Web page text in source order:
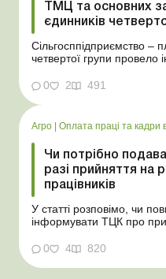
ТМЦ та основних
єдинників
Сільгосппідприємство –
четвертої групи провело
товарів, продукції
основних засобів (далі –
надлишки при їх
0 2 491
Агро | Оплата праці та кадри
Чи потрібно
разі прийняття на
працівників
У статті розповімо, чи
інформувати ТЦК про
агропідприємств приймає
роботи. Через значні
порядку ведення
0 4 820